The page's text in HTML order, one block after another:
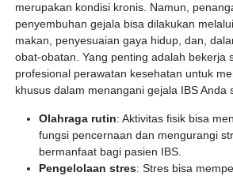
merupakan kondisi kronis. Namun,
penyembuhan gejala bisa dilakukan
makan, penyesuaian gaya hidup, dan,
obat-obatan. Yang penting adalah bekerja
profesional perawatan kesehatan untuk
khusus dalam menangani gejala IBS Anda
Olahraga rutin: Aktivitas fisik bisa
fungsi pencernaan dan mengurangi
bermanfaat bagi pasien IBS.
Pengelolaan stres: Stres bisa